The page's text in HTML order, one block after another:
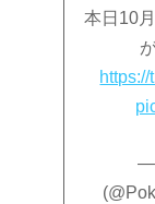
本日10
—